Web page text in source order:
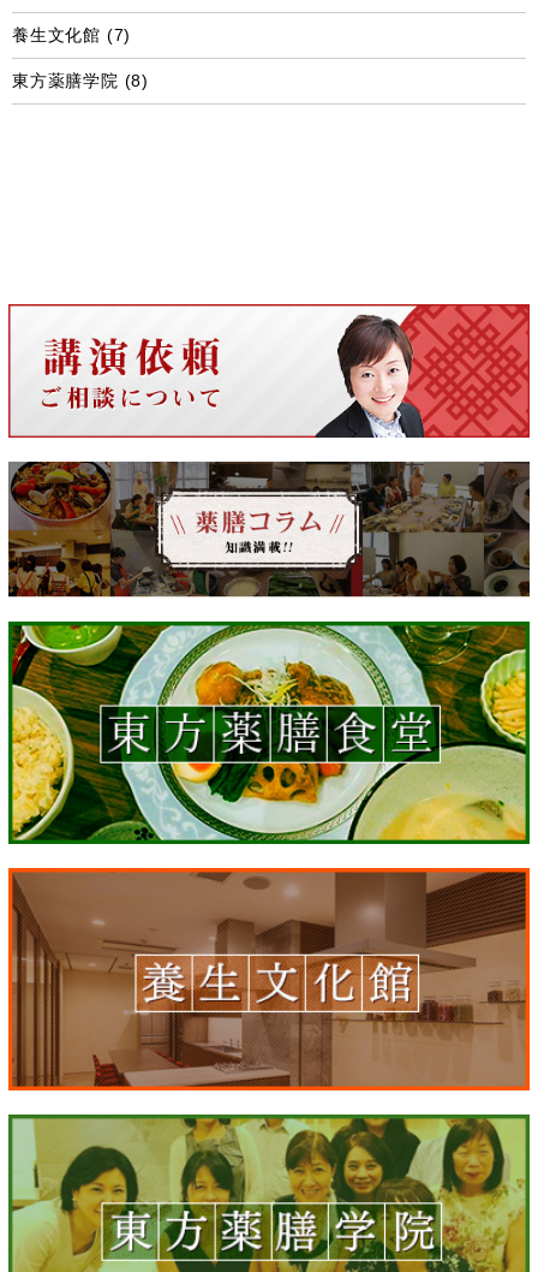
養生文化館 (7)
東方薬膳学院 (8)